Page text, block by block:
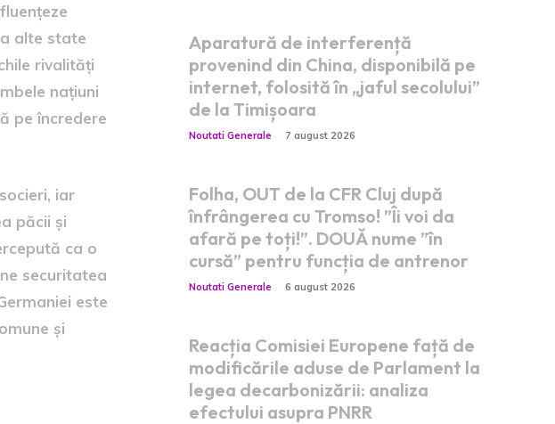
alte state
rivalități
națiuni
pe încredere
iar
păcii și
ca o
securitatea
este
și
Aparatură de interferență
provenind din China, disponibilă pe
internet, folosită în „jaful secolului”
de la Timișoara
Noutati Generale 7 august 2026
Folha, OUT de la CFR Cluj după
înfrângerea cu Tromso! ”Îi voi da
afară pe toți!”. DOUĂ nume ”în
cursă” pentru funcția de antrenor
Noutati Generale 6 august 2026
Reacția Comisiei Europene față de
modificările aduse de Parlament la
legea decarbonizării: analiza
efectului asupra PNRR